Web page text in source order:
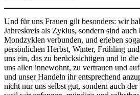
Und für uns Frauen gilt besonders: wir
Jahreskreis als Zyklus, sondern sind auch
Mondzyklen verbunden, und erleben
persönlichen Herbst, Winter, Frühling
uns ein, das zu berücksichtigen und in
uns allen innewohnt, zu vertrauen und
und unser Handeln ihr entsprechend
nicht nur uns selbst gut, sondern auch der